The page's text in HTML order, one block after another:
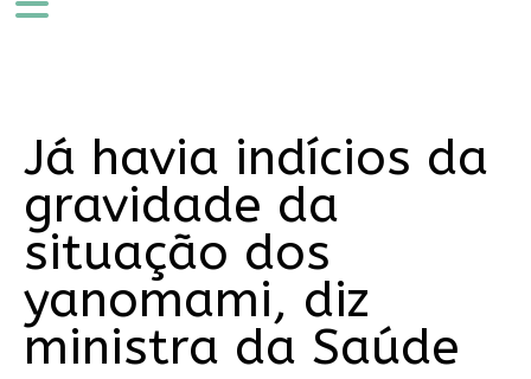
Já havia indícios da
gravidade da
situação dos
yanomami, diz
ministra da Saúde